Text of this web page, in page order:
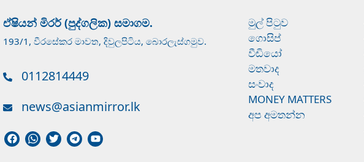
ඒෂියන් මිරර් (පුද්ගලික) සමාගම.
193/1, වීරසේකර මාවත, දිවුලපිටිය, බොරලැස්ගමුව.
0112814449
news@asianmirror.lk
මුල් පිටුව
ගොසිප්
වීඩියෝ
මතවාද
සංවාද
MONEY MATTERS
අප අමතන්න